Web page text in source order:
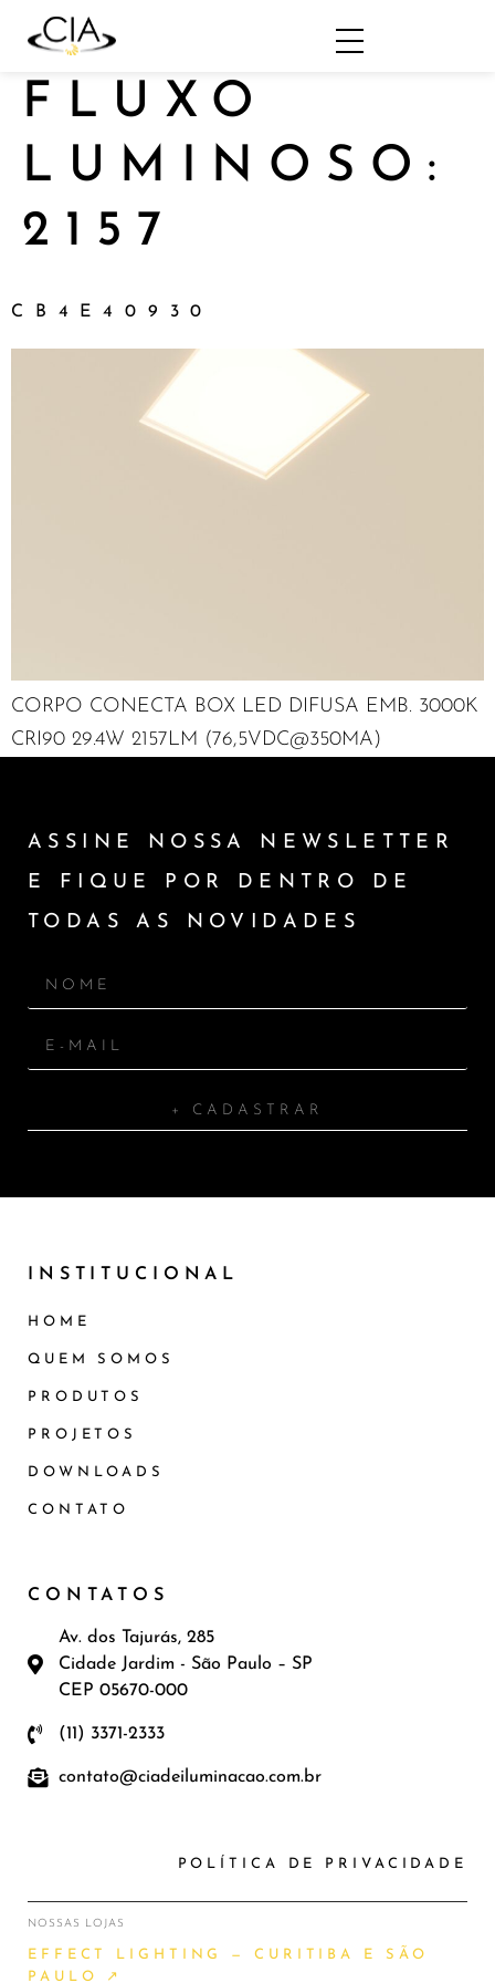
FLUXO
LUMINOSO:
2157
CB4E40930
CORPO CONECTA BOX LED DIFUSA EMB. 3000K
CRI90 29.4W 2157LM (76,5VDC@350MA)
ASSINE NOSSA NEWSLETTER
E FIQUE POR DENTRO DE
TODAS AS NOVIDADES
+ CADASTRAR
INSTITUCIONAL
HOME
QUEM SOMOS
PRODUTOS
PROJETOS
DOWNLOADS
CONTATO
CONTATOS
Av. dos Tajurás, 285
Cidade Jardim - São Paulo – SP
CEP 05670-000
(11) 3371-2333
contato@ciadeiluminacao.com.br
POLÍTICA DE PRIVACIDADE
NOSSAS LOJAS
EFFECT LIGHTING — CURITIBA E SÃO
PAULO ↗